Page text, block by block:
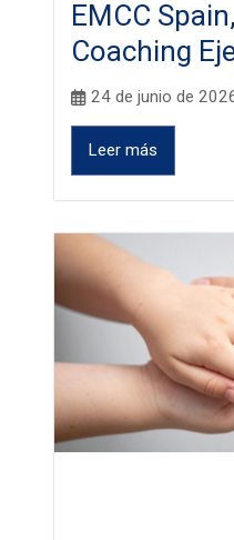
EMCC
Coaching
24 de junio de
Leer más